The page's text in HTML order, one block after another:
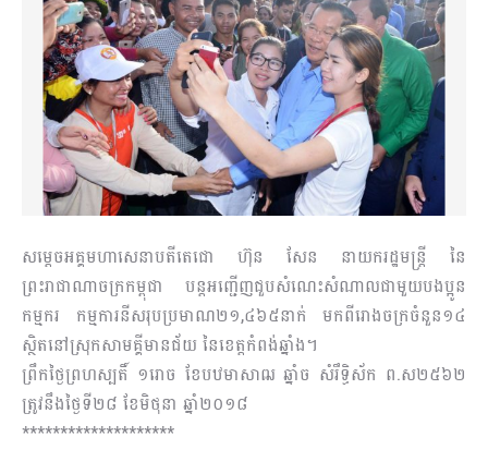
សម្តេចអគ្គមហាសេនាបតីតេជោ ហ៊ុន សែន នាយករដ្ឋមន្ត្រី នៃ
ព្រះរាជាណាចក្រកម្ពុជា បន្តអញ្ជើញ​​ជួបសំណេះសំណាលជាមួយបងប្អូន
កម្មករ កម្មការនីសរុបប្រមាណ២១,៤៦៥នាក់ មកពីរោងចក្រ​ចំនួន១៤
ស្ថិតនៅស្រុកសាមគ្គីមានជ័យ នៃខេត្តកំពង់ឆ្នាំង។
ព្រឹកថ្ងៃព្រហស្បតិ៍ ១រោច ខែបឋមាសាឍ ឆ្នាំច សំរឹទ្ធិស័ក ព.ស២៥៦២
ត្រូវនឹងថ្ងៃទី២៨ ខែមិថុនា ឆ្នាំ២០១៨
********************